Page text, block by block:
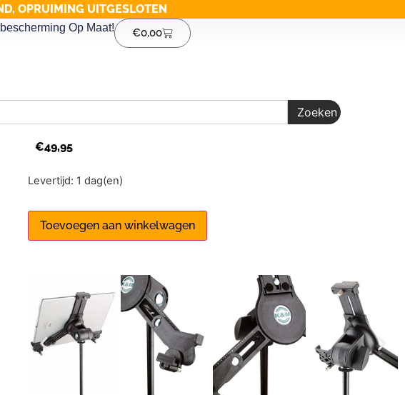
OPRUIMING UITGESLOTEN
Op Maat! €0,00
Zoeken
€49,95
Levertijd: 1 dag(en)
Toevoegen aan winkelwagen